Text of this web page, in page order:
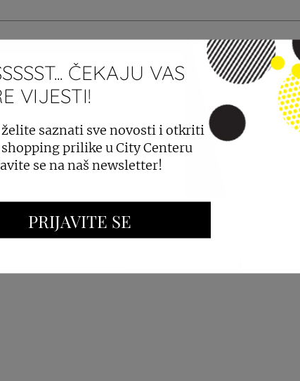
Želim primati newsletter City Centera one.
OGLAŠAVANJE I PROMOCIJE
ČEKAJU VAS
VIJESTI!
saznati sve novosti i otkriti
prilike u City Centeru
se na naš newsletter!
PRIJAVITE SE